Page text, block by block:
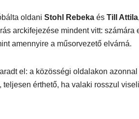
oldani Stohl Rebeka és Till Attila
arckifejezése mindent vitt:
amennyire a műsorvezető elvárná.
el: a közösségi oldalakon
teljesen érthető, ha valaki rosszul